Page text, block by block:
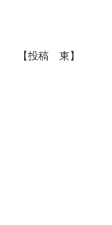
【投稿 東】